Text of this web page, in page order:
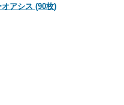
アシス (90枚)